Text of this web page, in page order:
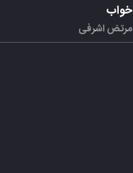
خواب
مرتض اشرفی